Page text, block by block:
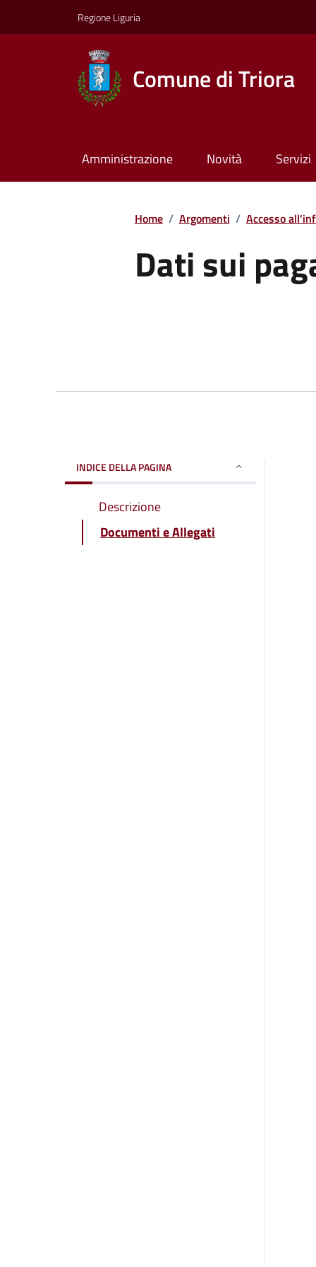
Regione Liguria
Comune di Triora
Amministrazione Novità Servizi
Home / Argomenti / Accesso
Dati sui
INDICE DELLA PAGINA
Descrizione
Documenti e Allegati